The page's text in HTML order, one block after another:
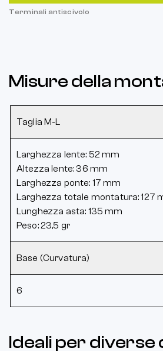
Terminali antiscivolo
Misure della
Taglia M-L
Larghezza lente: 52 mm
Altezza lente: 36 mm
Larghezza ponte: 17 mm
Larghezza totale montatura: 127
Lunghezza asta: 135 mm
Peso: 23,5 gr
Base (Curvatura)
6
Ideali per diverse